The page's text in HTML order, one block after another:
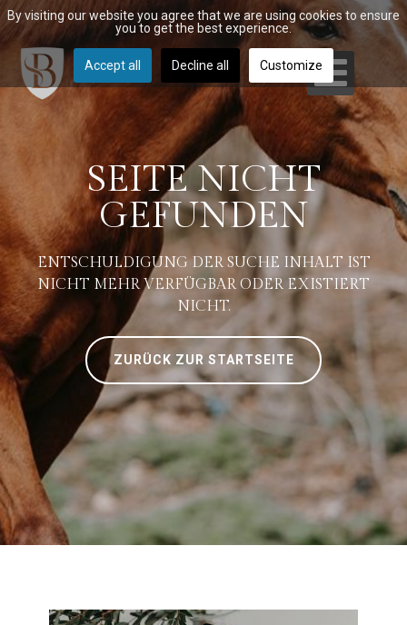
SEITE NICHT
GEFUNDEN
ENTSCHULDIGUNG DER SUCHE INHALT IST
NICHT MEHR VERFÜGBAR ODER EXISTIERT
NICHT.
ZURÜCK ZUR STARTSEITE
By visiting our website you agree that we are using cookies to ensure
you to get the best experience.
Accept all Decline all Customize